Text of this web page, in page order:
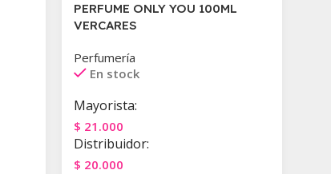
PERFUME ONLY YOU 100ML
VERCARES
Perfumería
En stock
Mayorista:
$ 21.000
Distribuidor:
$ 20.000